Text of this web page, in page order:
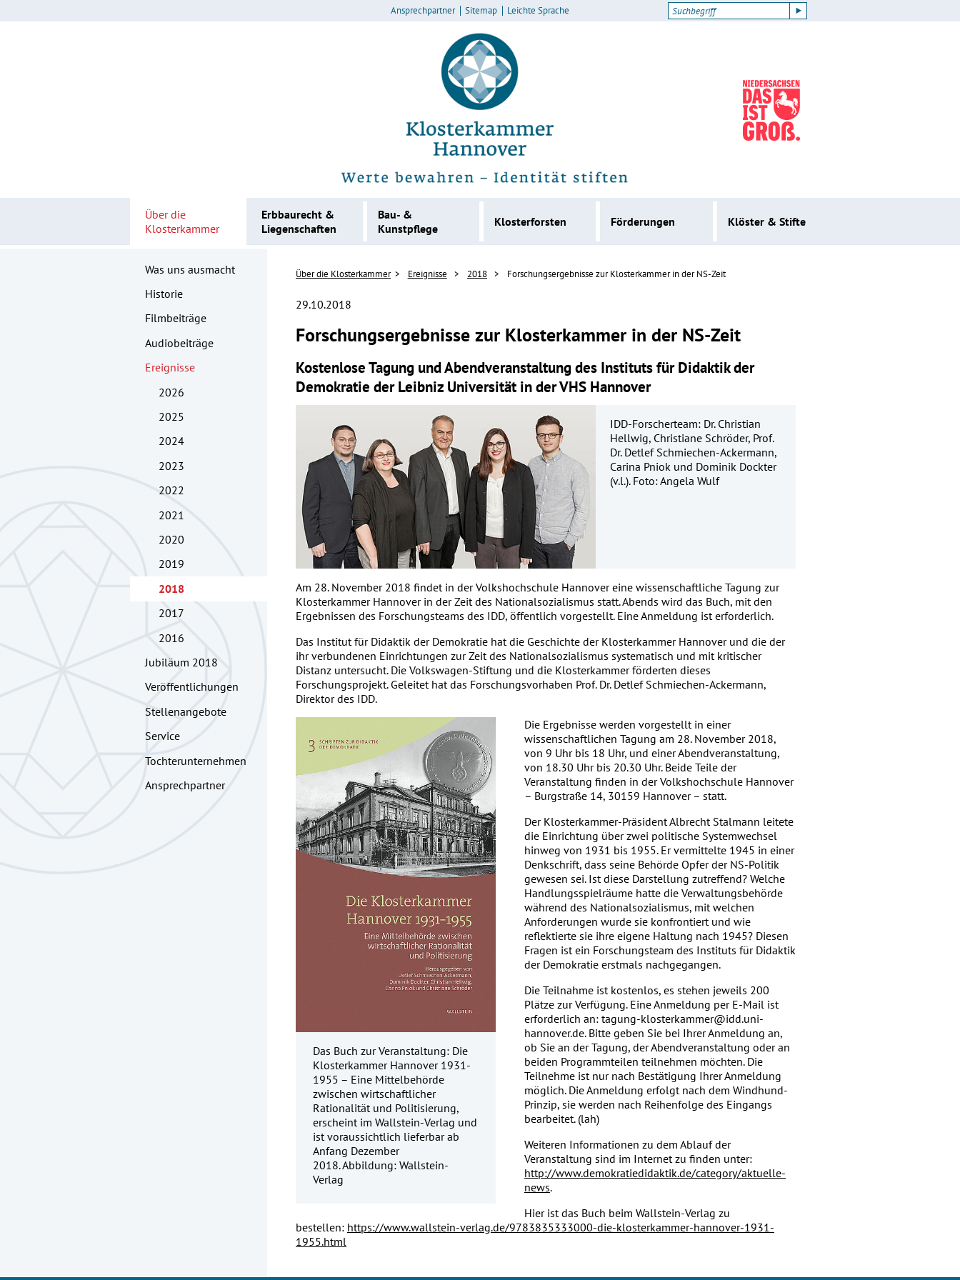
Ansprechpartner Sitemap Leichte Sprache
Über die
Klosterkammer
Erbbaurecht &
Liegenschaften
Bau- &
Kunstpflege
Klosterforsten Förderungen Klöster & Stifte
Was uns ausmacht
Historie
Filmbeiträge
Audiobeiträge
Ereignisse
2026
2025
2024
2023
2022
2021
2020
2019
2018
2017
2016
Jubiläum 2018
Veröffentlichungen
Stellenangebote
Service
Tochterunternehmen
Ansprechpartner
Über die Klosterkammer Ereignisse 2018 Forschungsergebnisse zur Klosterkammer in der NS-Zeit
29.10.2018
Forschungsergebnisse zur Klosterkammer in der NS-Zeit
Kostenlose Tagung und Abendveranstaltung des Instituts für Didaktik der
Demokratie der Leibniz Universität in der VHS Hannover
IDD-Forscherteam: Dr. Christian
Hellwig, Christiane Schröder, Prof.
Dr. Detlef Schmiechen-Ackermann,
Carina Pniok und Dominik Dockter
(v.l.). Foto: Angela Wulf
Am 28. November 2018 findet in der Volkshochschule Hannover eine wissenschaftliche Tagung zur
Klosterkammer Hannover in der Zeit des Nationalsozialismus statt. Abends wird das Buch, mit den
Ergebnissen des Forschungsteams des IDD, öffentlich vorgestellt. Eine Anmeldung ist erforderlich.
Das Institut für Didaktik der Demokratie hat die Geschichte der Klosterkammer Hannover und die der
ihr verbundenen Einrichtungen zur Zeit des Nationalsozialismus systematisch und mit kritischer
Distanz untersucht. Die Volkswagen-Stiftung und die Klosterkammer förderten dieses
Forschungsprojekt. Geleitet hat das Forschungsvorhaben Prof. Dr. Detlef Schmiechen-Ackermann,
Direktor des IDD.
Das Buch zur Veranstaltung: Die
Klosterkammer Hannover 1931-
1955 – Eine Mittelbehörde
zwischen wirtschaftlicher
Rationalität und Politisierung,
erscheint im Wallstein-Verlag und
ist voraussichtlich lieferbar ab
Anfang Dezember
2018. Abbildung: Wallstein-
Verlag
Die Ergebnisse werden vorgestellt in einer
wissenschaftlichen Tagung am 28. November 2018,
von 9 Uhr bis 18 Uhr, und einer Abendveranstaltung,
von 18.30 Uhr bis 20.30 Uhr. Beide Teile der
Veranstaltung finden in der Volkshochschule Hannover
– Burgstraße 14, 30159 Hannover – statt.
Der Klosterkammer-Präsident Albrecht Stalmann leitete
die Einrichtung über zwei politische Systemwechsel
hinweg von 1931 bis 1955. Er vermittelte 1945 in einer
Denkschrift, dass seine Behörde Opfer der NS-Politik
gewesen sei. Ist diese Darstellung zutreffend? Welche
Handlungsspielräume hatte die Verwaltungsbehörde
während des Nationalsozialismus, mit welchen
Anforderungen wurde sie konfrontiert und wie
reflektierte sie ihre eigene Haltung nach 1945? Diesen
Fragen ist ein Forschungsteam des Instituts für Didaktik
der Demokratie erstmals nachgegangen.
Die Teilnahme ist kostenlos, es stehen jeweils 200
Plätze zur Verfügung. Eine Anmeldung per E-Mail ist
erforderlich an: tagung-klosterkammer@idd.uni-
hannover.de. Bitte geben Sie bei Ihrer Anmeldung an,
ob Sie an der Tagung, der Abendveranstaltung oder an
beiden Programmteilen teilnehmen möchten. Die
Teilnehme ist nur nach Bestätigung Ihrer Anmeldung
möglich. Die Anmeldung erfolgt nach dem Windhund-
Prinzip, sie werden nach Reihenfolge des Eingangs
bearbeitet. (lah)
Weiteren Informationen zu dem Ablauf der
Veranstaltung sind im Internet zu finden unter:
http://www.demokratiedidaktik.de/category/aktuelle-
news.
Hier ist das Buch beim Wallstein-Verlag zu
bestellen: https://www.wallstein-verlag.de/9783835333000-die-klosterkammer-hannover-1931-
1955.html